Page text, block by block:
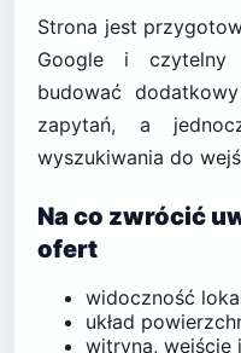
Strona jest
Google i
budować
zapytań, a
wyszukiwania do
Na co zwrócić
ofert
widoczność
układ
witryna, wejście